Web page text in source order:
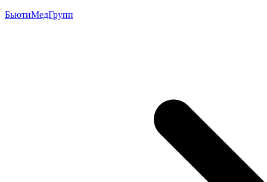
БьютиМедГрупп